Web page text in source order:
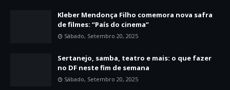
Kleber Mendonça Filho comemora nova safra
de filmes: “País do cinema”
Sábado, Setembro 20, 2025
Sertanejo, samba, teatro e mais: o que fazer
no DF neste fim de semana
Sábado, Setembro 20, 2025